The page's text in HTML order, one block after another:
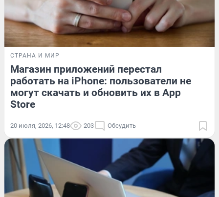
СТРАНА И МИР
Магазин приложений перестал
работать на iPhone: пользователи не
могут скачать и обновить их в App
Store
20 июля, 2026, 12:48 203 Обсудить